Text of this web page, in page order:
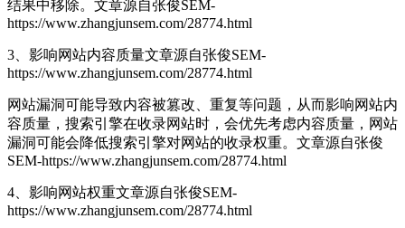
结果中移除。 文章源自张俊SEM-
https://www.zhangjunsem.com/28774.html
3、影响网站内容质量文章源自张俊SEM-
https://www.zhangjunsem.com/28774.html
网站漏洞可能导致内容被篡改、重复等问题，从而影响网站内
容质量，搜索引擎在收录网站时，会优先考虑内容质量，网站
漏洞可能会降低搜索引擎对网站的收录权重。 文章源自张俊
SEM-https://www.zhangjunsem.com/28774.html
4、影响网站权重文章源自张俊SEM-
https://www.zhangjunsem.com/28774.html